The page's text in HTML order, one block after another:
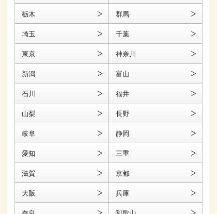
栃木 群馬
埼玉 千葉
東京 神奈川
新潟 富山
石川 福井
山梨 長野
岐阜 静岡
愛知 三重
滋賀 京都
大阪 兵庫